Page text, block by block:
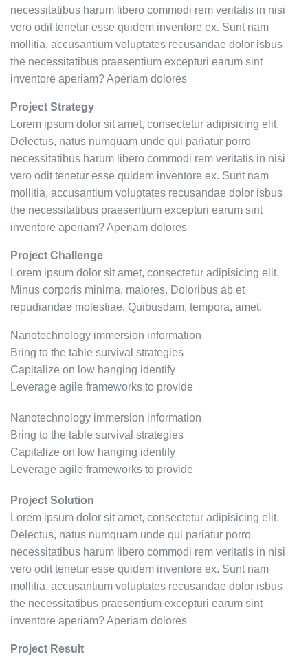
necessitatibus harum libero commodi rem veritatis in nisi
vero odit tenetur esse quidem inventore ex. Sunt nam
mollitia, accusantium voluptates recusandae dolor isbus
the necessitatibus praesentium excepturi earum sint
inventore aperiam? Aperiam dolores
Project Strategy
Lorem ipsum dolor sit amet, consectetur adipisicing elit.
Delectus, natus numquam unde qui pariatur porro
necessitatibus harum libero commodi rem veritatis in nisi
vero odit tenetur esse quidem inventore ex. Sunt nam
mollitia, accusantium voluptates recusandae dolor isbus
the necessitatibus praesentium excepturi earum sint
inventore aperiam? Aperiam dolores
Project Challenge
Lorem ipsum dolor sit amet, consectetur adipisicing elit.
Minus corporis minima, maiores. Doloribus ab et
repudiandae molestiae. Quibusdam, tempora, amet.
Nanotechnology immersion information
Bring to the table survival strategies
Capitalize on low hanging identify
Leverage agile frameworks to provide
Nanotechnology immersion information
Bring to the table survival strategies
Capitalize on low hanging identify
Leverage agile frameworks to provide
Project Solution
Lorem ipsum dolor sit amet, consectetur adipisicing elit.
Delectus, natus numquam unde qui pariatur porro
necessitatibus harum libero commodi rem veritatis in nisi
vero odit tenetur esse quidem inventore ex. Sunt nam
mollitia, accusantium voluptates recusandae dolor isbus
the necessitatibus praesentium excepturi earum sint
inventore aperiam? Aperiam dolores
Project Result